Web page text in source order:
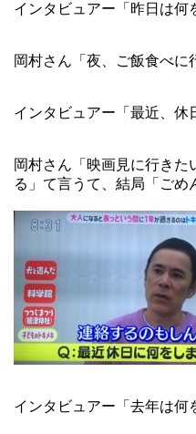
インタビュアー「昨日は何
岡村さん「夜、ご飯食べに
インタビュアー「最近、休
岡村さん「映画見に行きた
る」て言うて、結局「ごめ
インタビュアー「去年は何